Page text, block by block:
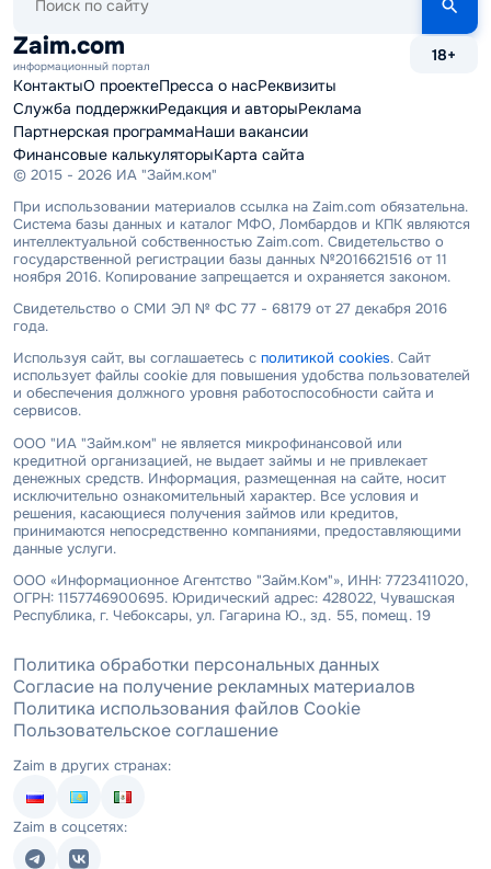
сайту
Zaim.com
информационный портал
18+
КонтактыО проектеПресса о насРеквизиты
Служба поддержкиРедакция и авторыРеклама
Партнерская программаНаши вакансии
Финансовые калькуляторыКарта сайта
© 2015 - 2026 ИА "Займ.ком"
При использовании материалов ссылка на Zaim.com обязательна.
Система базы данных и каталог МФО, Ломбардов и КПК являются
интеллектуальной собственностью Zaim.com. Свидетельство о
государственной регистрации базы данных №2016621516 от 11
ноября 2016. Копирование запрещается и охраняется законом.
Свидетельство о СМИ ЭЛ № ФС 77 - 68179 от 27 декабря 2016
года.
Используя сайт, вы соглашаетесь с политикой cookies. Сайт
использует файлы cookie для повышения удобства пользователей
и обеспечения должного уровня работоспособности сайта и
сервисов.
ООО "ИА "Займ.ком" не является микрофинансовой или
кредитной организацией, не выдает займы и не привлекает
денежных средств. Информация, размещенная на сайте, носит
исключительно ознакомительный характер. Все условия и
решения, касающиеся получения займов или кредитов,
принимаются непосредственно компаниями, предоставляющими
данные услуги.
ООО «Информационное Агентство "Займ.Ком"», ИНН: 7723411020,
ОГРН: 1157746900695. Юридический адрес: 428022, Чувашская
Республика, г. Чебоксары, ул. Гагарина Ю., зд. 55, помещ. 19
Политика обработки персональных данных
Согласие на получение рекламных материалов
Политика использования файлов Cookie
Пользовательское соглашение
Zaim в других странах:
Zaim в соцсетях: